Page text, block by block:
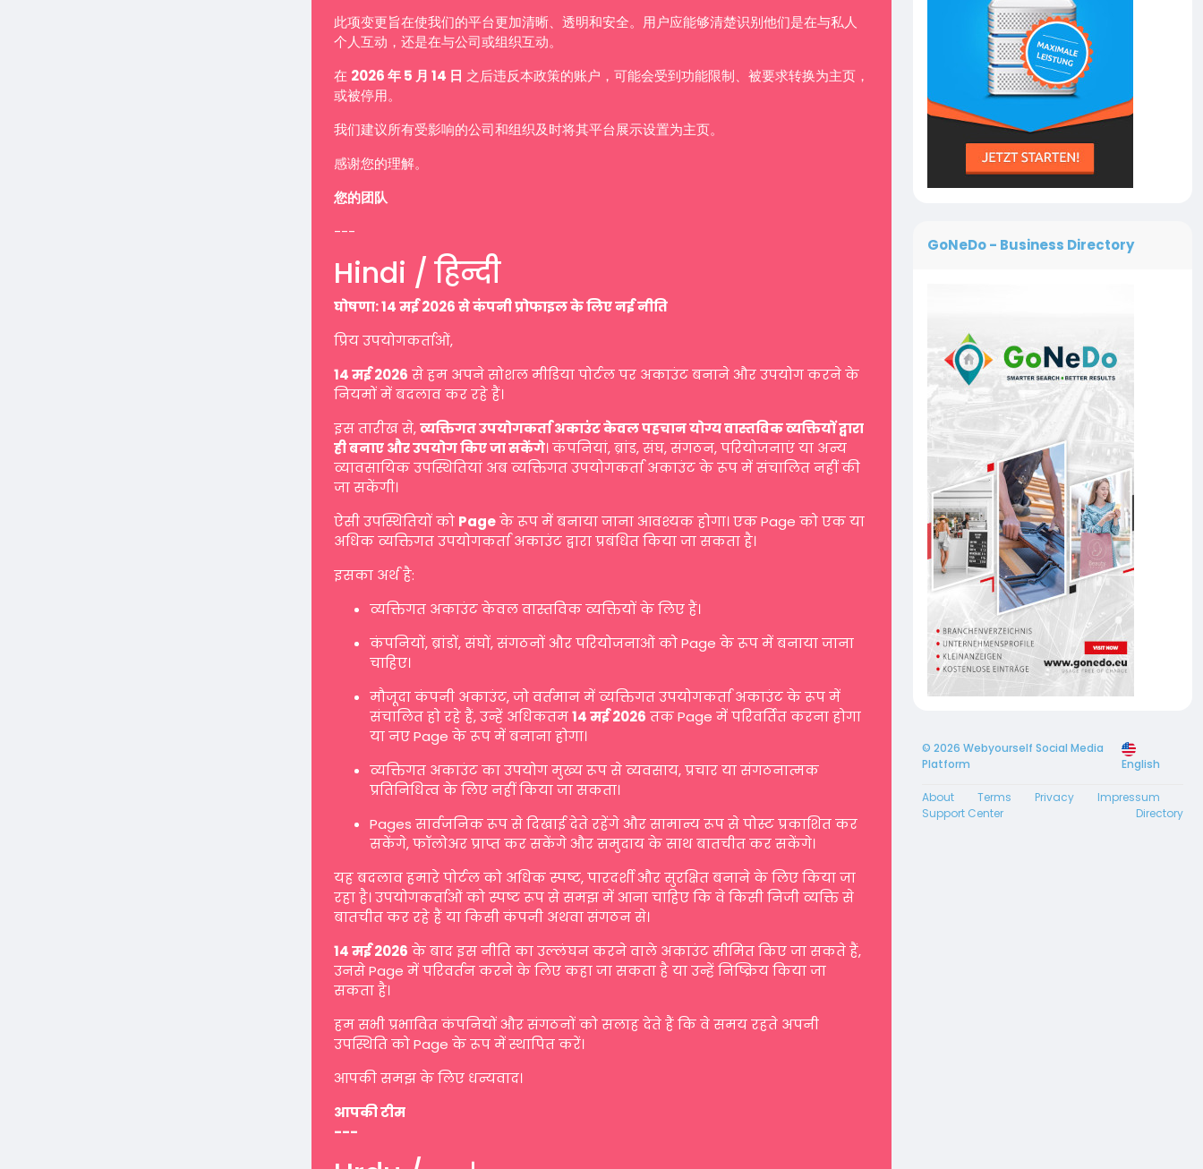
此项变更旨在使我们的平台更加清晰、透明和安全。用户应能够清楚识别他们是在与私人
个人互动，还是在与公司或组织互动。
在 2026 年 5 月 14 日 之后违反本政策的账户，可能会受到功能限制、被要求转换为主页，
或被停用。
我们建议所有受影响的公司和组织及时将其平台展示设置为主页。
感谢您的理解。
您的团队
---
Hindi / हिन्दी
घोषणा: 14 मई 2026 से कंपनी प्रोफाइल के लिए नई नीति
प्रिय उपयोगकर्ताओं,
14 मई 2026 से हम अपने सोशल मीडिया पोर्टल पर अकाउंट बनाने और उपयोग करने के
नियमों में बदलाव कर रहे हैं।
इस तारीख से,व्यक्तिगत उपयोगकर्ता अकाउंट केवल पहचान योग्य वास्तविक व्यक्तियों द्वारा
ही बनाए और उपयोग किए जा सकेंगे। कंपनियां, ब्रांड, संघ, संगठन, परियोजनाएं या अन्य
व्यावसायिक उपस्थितियां अब व्यक्तिगत उपयोगकर्ता अकाउंट के रूप में संचालित नहीं की
जा सकेंगी।
ऐसी उपस्थितियों को Pageके रूप में बनाया जाना आवश्यक होगा। एक Page को एक या
अधिक व्यक्तिगत उपयोगकर्ता अकाउंट द्वारा प्रबंधित किया जा सकता है।
इसका अर्थ है:
व्यक्तिगत अकाउंट केवल वास्तविक व्यक्तियों के लिए हैं।
कंपनियों, ब्रांडों, संघों, संगठनों और परियोजनाओं को Page के रूप में बनाया जाना
चाहिए।
मौजूदा कंपनी अकाउंट, जो वर्तमान में व्यक्तिगत उपयोगकर्ता अकाउंट के रूप में
संचालित हो रहे हैं, उन्हें अधिकतम14 मई 2026 तक Page में परिवर्तित करना होगा
या नए Page के रूप में बनाना होगा।
व्यक्तिगत अकाउंट का उपयोग मुख्य रूप से व्यवसाय, प्रचार या संगठनात्मक
प्रतिनिधित्व के लिए नहीं किया जा सकता।
Pages सार्वजनिक रूप से दिखाई देते रहेंगे और सामान्य रूप से पोस्ट प्रकाशित कर
सकेंगे, फॉलोअर प्राप्त कर सकेंगे और समुदाय के साथ बातचीत कर सकेंगे।
यह बदलाव हमारे पोर्टल को अधिक स्पष्ट, पारदर्शी और सुरक्षित बनाने के लिए किया जा
रहा है। उपयोगकर्ताओं को स्पष्ट रूप से समझ में आना चाहिए कि वे किसी निजी व्यक्ति से
बातचीत कर रहे हैं या किसी कंपनी अथवा संगठन से।
14 मई 2026 के बाद इस नीति का उल्लंघन करने वाले अकाउंट सीमित किए जा सकते हैं,
उनसे Page में परिवर्तन करने के लिए कहा जा सकता है या उन्हें निष्क्रिय किया जा
सकता है।
हम सभी प्रभावित कंपनियों और संगठनों को सलाह देते हैं कि वे समय रहते अपनी
उपस्थिति को Page के रूप में स्थापित करें।
आपकी समझ के लिए धन्यवाद।
आपकी टीम
---
GoNeDo - Business Directory
© 2026 Webyourself Social Media
Platform
English
About Terms Privacy
Impressum
Support Center
Directory